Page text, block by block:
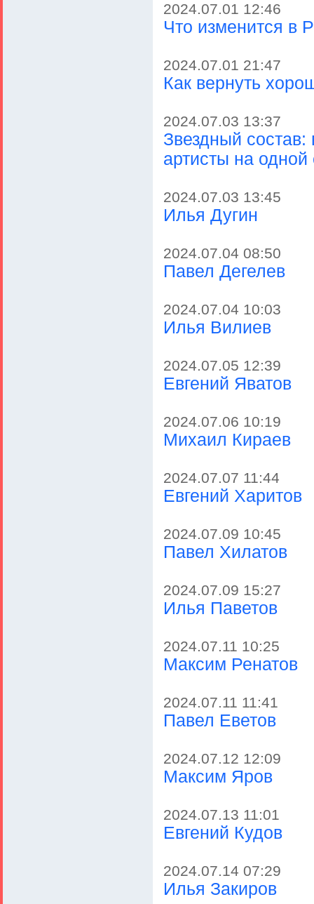
2024.07.01 12:46
Что изменится в
2024.07.01 21:47
Как вернуть
2024.07.03 13:37
Звездный
артисты на
2024.07.03 13:45
Илья Дугин
2024.07.04 08:50
Павел Дегелев
2024.07.04 10:03
Илья Вилиев
2024.07.05 12:39
Евгений Яватов
2024.07.06 10:19
Михаил Кираев
2024.07.07 11:44
Евгений Харитов
2024.07.09 10:45
Павел Хилатов
2024.07.09 15:27
Илья Паветов
2024.07.11 10:25
Максим Ренатов
2024.07.11 11:41
Павел Еветов
2024.07.12 12:09
Максим Яров
2024.07.13 11:01
Евгений Кудов
2024.07.14 07:29
Илья Закиров